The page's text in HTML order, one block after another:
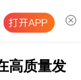
高质量发